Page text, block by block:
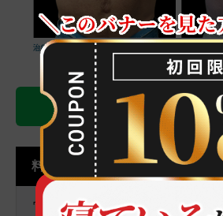
LINE予約はこちら
料金表（税込）
ヴァンキッシュ １回